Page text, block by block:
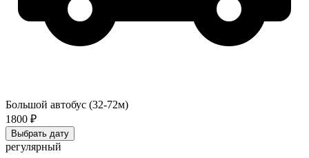
Большой автобус (32-72м)
1800 ₽
Выбрать дату
регулярный